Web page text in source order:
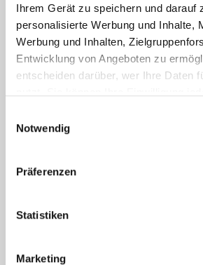
Ihrem Gerät zu speichern und darauf
personalisierte Werbung und Inhalte,
Werbung und Inhalten,
Entwicklung von Angeboten zu
entscheiden darüber, wer Ihre Daten
Trigger Symbol ändern oder widerrufen
Informationen über Ihre
können
bestimmten Merkmalen
Notwendig
Präferenzen
Statistiken
Marketing
PRODUKTDETAILS
AKTUELL
Ortovox
41,99 €